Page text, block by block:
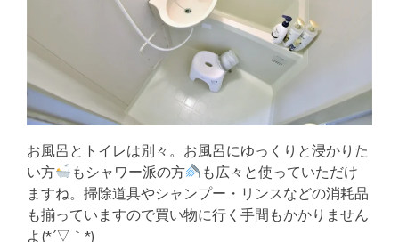
お風呂とトイレは別々。お風呂にゆっくりと浸かりた
い方
もシャワー派の方
も広々と使っていただけ
ますね。掃除道具やシャンプー・リンスなどの消耗品
も揃っていますので買い物に行く手間もかかりません
よ(*´▽｀*)